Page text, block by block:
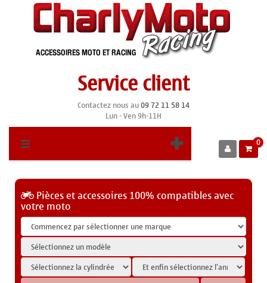
Service client
Contactez nous au09 72 11 58 14
Lun - Ven 9h-11H
0
Pièces et accessoires 100% compatibles avec
votre moto